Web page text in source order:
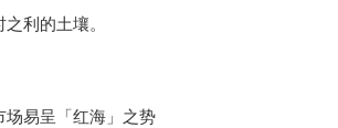
利的土壤。
场易呈「红海」之势